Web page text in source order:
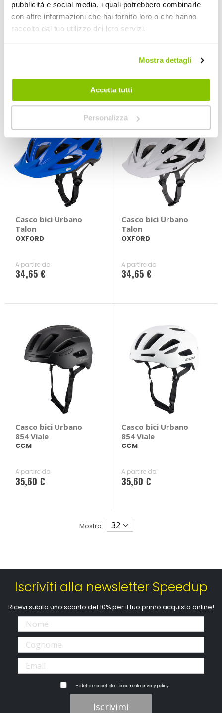
pubblicità e social media, i quali potrebbero combinarle
con altre informazioni che hai fornito loro o che hanno
raccolto dal tuo utilizzo dei loro servizi.
Mostra dettagli
Accetta tutti
Personalizza
Casco bici Urbano
Hoxton
OXFORD
Casco bici Urbano
Talon
OXFORD
A partire da
34,65 €
Casco bici Urbano
Talon
OXFORD
A partire da
34,65 €
Casco bici Urbano
Talon
OXFORD
A partire da
34,65 €
Casco bici Urbano
854 Viale
CGM
A partire da
35,60 €
Casco bici Urbano
854 Viale
CGM
A partire da
35,60 €
Mostra
Iscriviti alla newsletter Speedup
Ricevi subito uno sconto del 10% per il tuo primo acquisto online!
Ho letto e accettato il documentoprivacy policy
Iscrivimi